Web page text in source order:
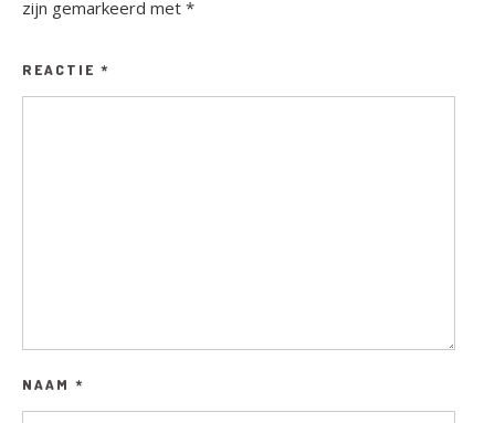
zijn gemarkeerd met *
REACTIE *
NAAM *